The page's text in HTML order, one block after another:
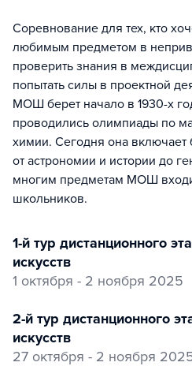
Соревнование для тех, кто
любимым предметом в
проверить знания в
попытать силы в проектной
МОШ берет начало в 1930-х
проводились олимпиады по
химии. Сегодня она
от астрономии и истории до
многим предметам МОШ
школьников.
1-й тур дистанционного этапа по истории
искусств
1 октября - 2 ноября 2025
2-й тур дистанционного этапа по истории
искусств
27 октября - 2 ноября